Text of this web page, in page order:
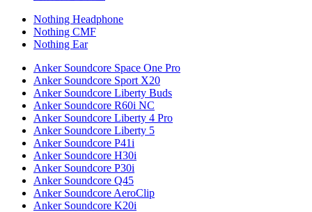
Nothing Headphone
Nothing CMF
Nothing Ear
Anker Soundcore Space One Pro
Anker Soundcore Sport X20
Anker Soundcore Liberty Buds
Anker Soundcore R60i NC
Anker Soundcore Liberty 4 Pro
Anker Soundcore Liberty 5
Anker Soundcore P41i
Anker Soundcore H30i
Anker Soundcore P30i
Anker Soundcore Q45
Anker Soundcore AeroClip
Anker Soundcore K20i